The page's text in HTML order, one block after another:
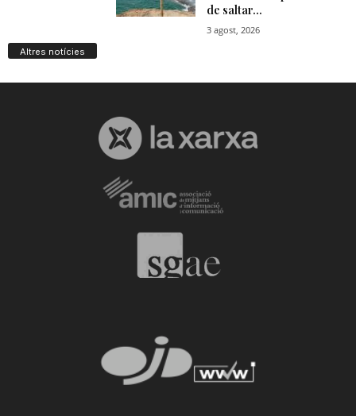
Altres notícies